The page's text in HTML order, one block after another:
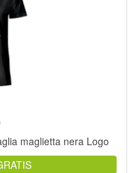
maglietta nera Logo